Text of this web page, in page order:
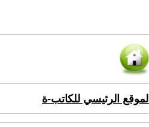
الموقع الرئيسي للكاتب-ة